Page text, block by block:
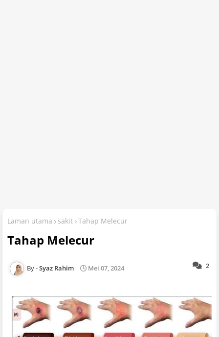
Laman utama sakit Tahap Melecur
Tahap Melecur
2
Syaz Rahim Mei 07, 2024